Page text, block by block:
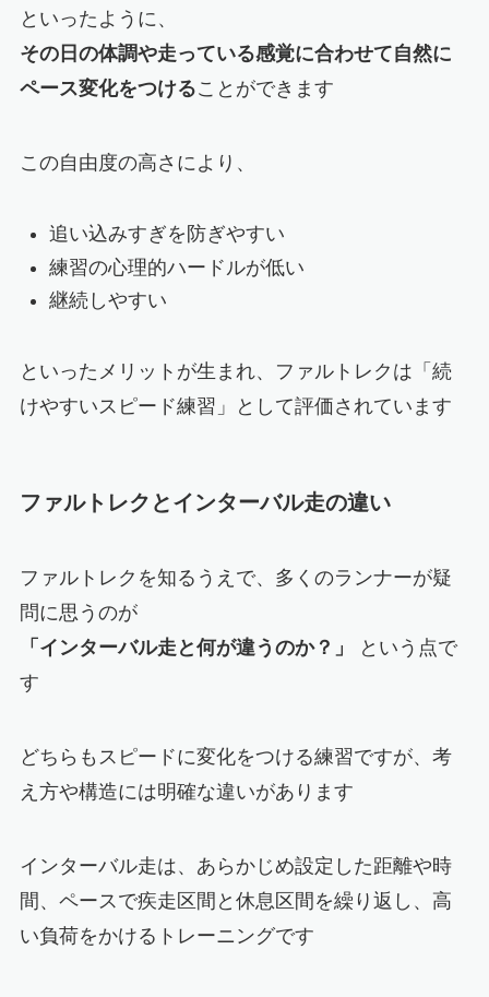
といったように、
その日の体調や走っている感覚に合わせて自然に
ペース変化をつけることができます
この自由度の高さにより、
追い込みすぎを防ぎやすい
練習の心理的ハードルが低い
継続しやすい
といったメリットが生まれ、ファルトレクは「続
けやすいスピード練習」として評価されています
ファルトレクとインターバル走の違い
ファルトレクを知るうえで、多くのランナーが疑
問に思うのが
「インターバル走と何が違うのか？」
という点で
す
どちらもスピードに変化をつける練習ですが、考
え方や構造には明確な違いがあります
インターバル走は、あらかじめ設定した距離や時
間、ペースで疾走区間と休息区間を繰り返し、高
い負荷をかけるトレーニングです